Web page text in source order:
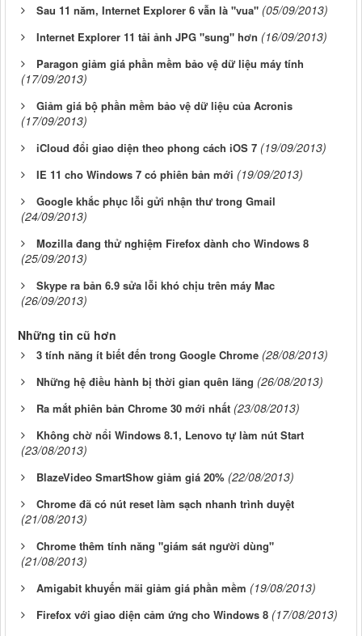
Sau 11 năm, Internet Explorer 6 vẫn là "vua" (05/09/2013)
Internet Explorer 11 tải ảnh JPG "sung" hơn (16/09/2013)
Paragon giảm giá phần mềm bảo vệ dữ liệu máy tính
(17/09/2013)
Giảm giá bộ phần mềm bảo vệ dữ liệu của Acronis
(17/09/2013)
iCloud đổi giao diện theo phong cách iOS 7 (19/09/2013)
IE 11 cho Windows 7 có phiên bản mới (19/09/2013)
Google khắc phục lỗi gửi nhận thư trong Gmail
(24/09/2013)
Mozilla đang thử nghiệm Firefox dành cho Windows 8
(25/09/2013)
Skype ra bản 6.9 sửa lỗi khó chịu trên máy Mac
(26/09/2013)
Những tin cũ hơn
3 tính năng ít biết đến trong Google Chrome (28/08/2013)
Những hệ điều hành bị thời gian quên lãng (26/08/2013)
Ra mắt phiên bản Chrome 30 mới nhất (23/08/2013)
Không chờ nổi Windows 8.1, Lenovo tự làm nút Start
(23/08/2013)
BlazeVideo SmartShow giảm giá 20% (22/08/2013)
Chrome đã có nút reset làm sạch nhanh trình duyệt
(21/08/2013)
Chrome thêm tính năng "giám sát người dùng"
(21/08/2013)
Amigabit khuyến mãi giảm giá phần mềm (19/08/2013)
Firefox với giao diện cảm ứng cho Windows 8 (17/08/2013)